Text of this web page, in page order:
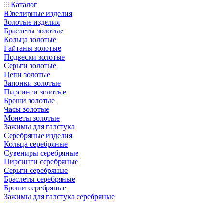
Каталог
Ювелирные изделия
Золотые изделия
Браслеты золотые
Кольца золотые
Гайтаны золотые
Подвески золотые
Серьги золотые
Цепи золотые
Запонки золотые
Пирсинги золотые
Броши золотые
Часы золотые
Монеты золотые
Зажимы для галстука
Серебряные изделия
Кольца серебряные
Сувениры серебряные
Пирсинги серебряные
Серьги серебряные
Браслеты серебряные
Броши серебряные
Зажимы для галстука серебряные